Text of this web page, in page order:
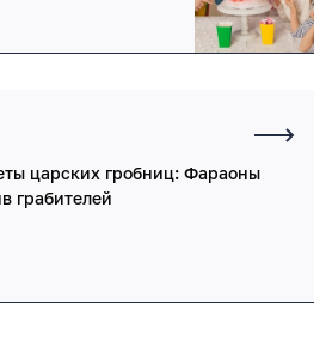
царских гробниц: Фараоны
грабителей